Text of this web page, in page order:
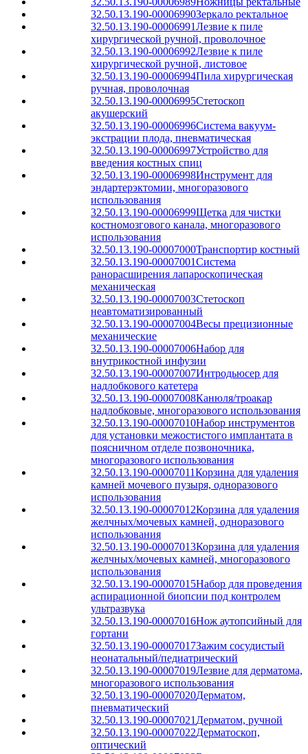
32.50.13.190-00006990Зеркало ректальное
32.50.13.190-00006991Лезвие к пиле
хирургической ручной, проволочное
32.50.13.190-00006992Лезвие к пиле
хирургической ручной, листовое
32.50.13.190-00006994Пила хирургическая
ручная, проволочная
32.50.13.190-00006995Стетоскоп
акушерский
32.50.13.190-00006996Система вакуум-
экстрации плода, пневматическая
32.50.13.190-00006997Устройство для
введения костных спиц
32.50.13.190-00006998Инструмент для
эндартерэктомии, многоразового
использования
32.50.13.190-00006999Щетка для чистки
костномозгового канала, многоразового
использования
32.50.13.190-00007000Транспортир костный
32.50.13.190-00007001Система
ранорасширения лапароскопическая
механическая
32.50.13.190-00007003Стетоскоп
неавтоматизированный
32.50.13.190-00007004Весы прецизионные
механические
32.50.13.190-00007006Набор для
внутрикостной инфузии
32.50.13.190-00007007Интродьюсер для
надлобкового катетера
32.50.13.190-00007008Канюля/троакар
надлобковые, многоразового использования
32.50.13.190-00007010Набор инструментов
для установки межостистого имплантата в
поясничном отделе позвоночника,
многоразового использования
32.50.13.190-00007011Корзина для удаления
камней мочевого пузыря, одноразового
использования
32.50.13.190-00007012Корзина для удаления
желчных/мочевых камней, одноразового
использования
32.50.13.190-00007013Корзина для удаления
желчных/мочевых камней, многоразового
использования
32.50.13.190-00007015Набор для проведения
аспирационной биопсии под контролем
ультразвука
32.50.13.190-00007016Нож аутопсийный для
гортани
32.50.13.190-00007017Зажим сосудистый
неонатальный/педиатрический
32.50.13.190-00007019Лезвие для дерматома,
многоразового использования
32.50.13.190-00007020Дерматом,
пневматический
32.50.13.190-00007021 Дерматом, ручной
32.50.13.190-00007022Дерматоскоп,
оптический